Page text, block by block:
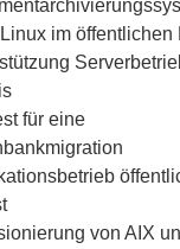
im öffentlichen
für eine
von AIX